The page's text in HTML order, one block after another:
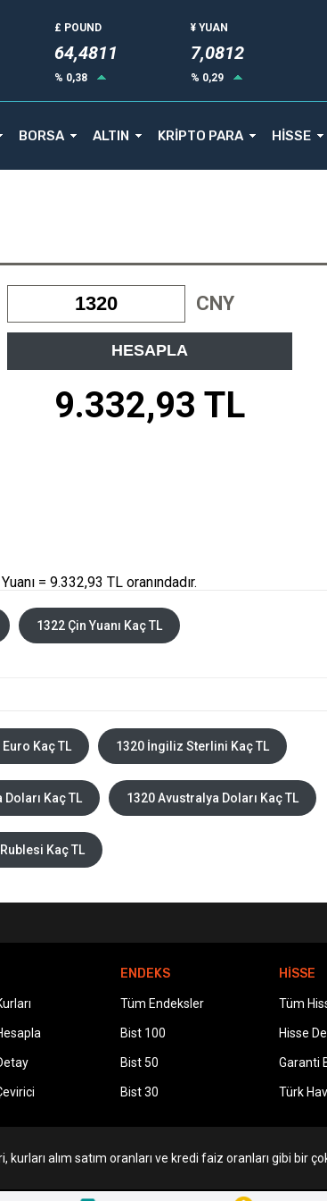
£ POUND
64,4811
% 0,38
¥ YUAN
7,0812
% 0,29
BORSA ALTIN KRİPTO PARA HİSSE
CNY
HESAPLA
9.332,93 TL
= 9.332,93 TL oranındadır.
1322 Çin Yuanı Kaç TL
Euro Kaç TL 1320 İngiliz Sterlini Kaç TL
Kaç TL 1320 Avustralya Doları Kaç TL
Kaç TL
ENDEKS
Tüm Endeksler
Bist 100
Bist 50
Bist 30
HİSSE
Tüm
Hisse
Garanti
Türk
kurları alım satım oranları ve kredi faiz oranları gibi bir